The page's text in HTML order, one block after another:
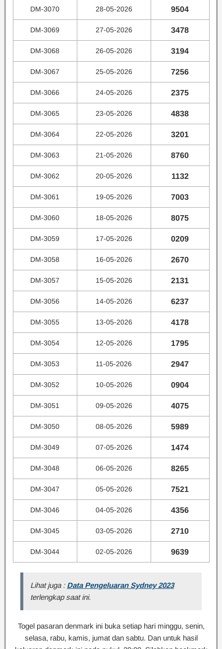
DM-3070 28-05-2026 9504
DM-3069 27-05-2026 3478
DM-3068 26-05-2026 3194
DM-3067 25-05-2026 7256
DM-3066 24-05-2026 2375
DM-3065 23-05-2026 4838
DM-3064 22-05-2026 3201
DM-3063 21-05-2026 8760
DM-3062 20-05-2026 1132
DM-3061 19-05-2026 7003
DM-3060 18-05-2026 8075
DM-3059 17-05-2026 0209
DM-3058 16-05-2026 2670
DM-3057 15-05-2026 2131
DM-3056 14-05-2026 6237
DM-3055 13-05-2026 4178
DM-3054 12-05-2026 1795
DM-3053 11-05-2026 2947
DM-3052 10-05-2026 0904
DM-3051 09-05-2026 4075
DM-3050 08-05-2026 5989
DM-3049 07-05-2026 1474
DM-3048 06-05-2026 8265
DM-3047 05-05-2026 7521
DM-3046 04-05-2026 4356
DM-3045 03-05-2026 2710
DM-3044 02-05-2026 9639
Lihat juga : Data Pengeluaran Sydney 2023
terlengkap saat ini.
Togel pasaran denmark ini buka setiap hari minggu, senin,
selasa, rabu, kamis, jumat dan sabtu. Dan untuk hasil